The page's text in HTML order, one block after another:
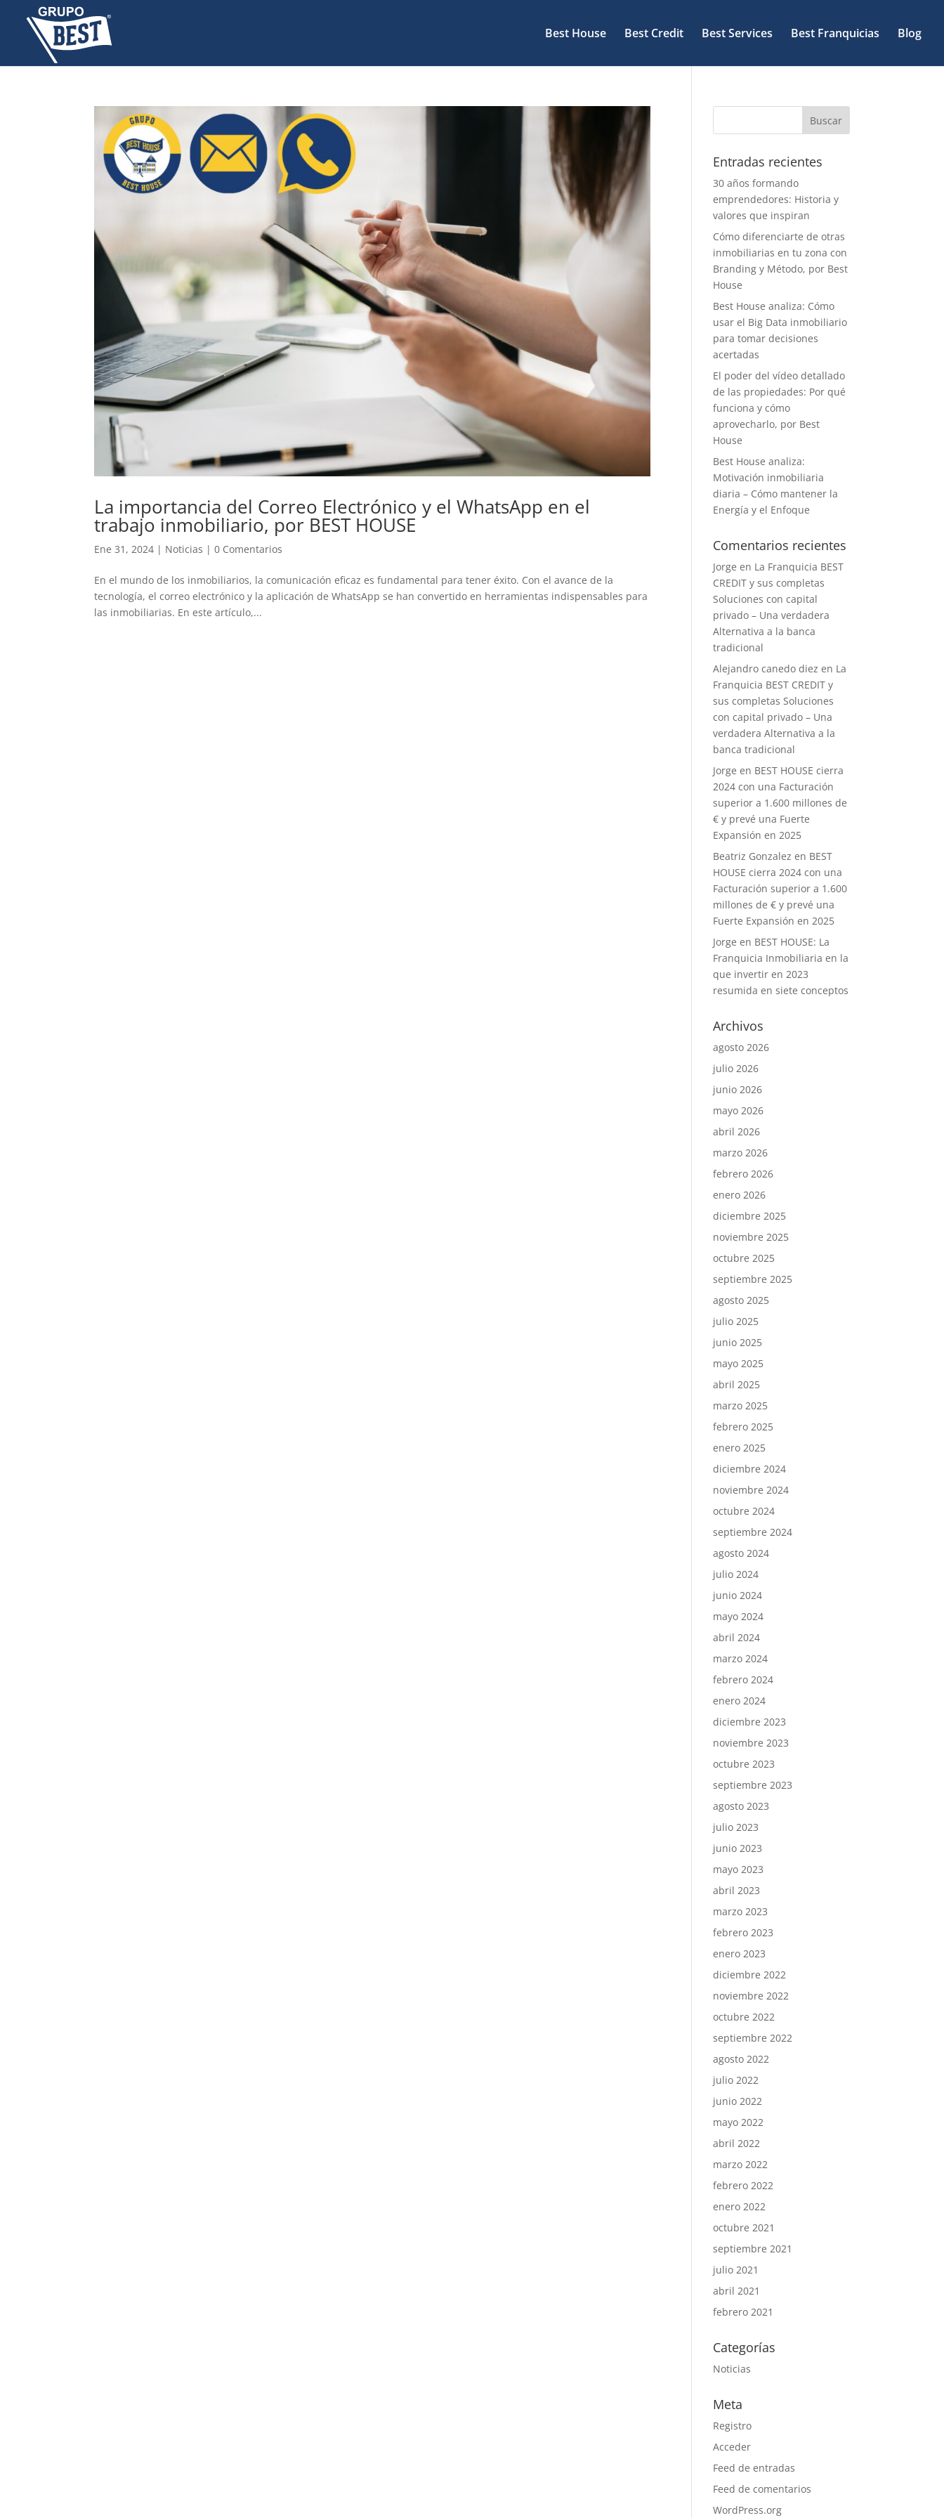
Best House Best Credit Best Services Best Franquicias Blog
La importancia del Correo Electrónico y el WhatsApp en el
trabajo inmobiliario, por BEST HOUSE
Ene 31, 2024 | Noticias |0 Comentarios
En el mundo de los inmobiliarios, la comunicación eficaz es fundamental para tener éxito. Con el avance de la
tecnología, el correo electrónico y la aplicación de WhatsApp se han convertido en herramientas indispensables para
las inmobiliarias. En este artículo,...
Entradas recientes
30 años formando
emprendedores: Historia y
valores que inspiran
Cómo diferenciarte de otras
inmobiliarias en tu zona con
Branding y Método, por Best
House
Best House analiza: Cómo
usar el Big Data inmobiliario
para tomar decisiones
acertadas
El poder del vídeo detallado
de las propiedades: Por qué
funciona y cómo
aprovecharlo, por Best
House
Best House analiza:
Motivación inmobiliaria
diaria – Cómo mantener la
Energía y el Enfoque
Comentarios recientes
Jorge en La Franquicia BEST
CREDIT y sus completas
Soluciones con capital
privado – Una verdadera
Alternativa a la banca
tradicional
Alejandro canedo diez en La
Franquicia BEST CREDIT y
sus completas Soluciones
con capital privado – Una
verdadera Alternativa a la
banca tradicional
Jorge en BEST HOUSE cierra
2024 con una Facturación
superior a 1.600 millones de
€ y prevé una Fuerte
Expansión en 2025
Beatriz Gonzalez en BEST
HOUSE cierra 2024 con una
Facturación superior a 1.600
millones de € y prevé una
Fuerte Expansión en 2025
Jorge en BEST HOUSE: La
Franquicia Inmobiliaria en la
que invertir en 2023
resumida en siete conceptos
Archivos
agosto 2026
julio 2026
junio 2026
mayo 2026
abril 2026
marzo 2026
febrero 2026
enero 2026
diciembre 2025
noviembre 2025
octubre 2025
septiembre 2025
agosto 2025
julio 2025
junio 2025
mayo 2025
abril 2025
marzo 2025
febrero 2025
enero 2025
diciembre 2024
noviembre 2024
octubre 2024
septiembre 2024
agosto 2024
julio 2024
junio 2024
mayo 2024
abril 2024
marzo 2024
febrero 2024
enero 2024
diciembre 2023
noviembre 2023
octubre 2023
septiembre 2023
agosto 2023
julio 2023
junio 2023
mayo 2023
abril 2023
marzo 2023
febrero 2023
enero 2023
diciembre 2022
noviembre 2022
octubre 2022
septiembre 2022
agosto 2022
julio 2022
junio 2022
mayo 2022
abril 2022
marzo 2022
febrero 2022
enero 2022
octubre 2021
septiembre 2021
julio 2021
abril 2021
febrero 2021
Categorías
Noticias
Meta
Registro
Acceder
Feed de entradas
Feed de comentarios
WordPress.org